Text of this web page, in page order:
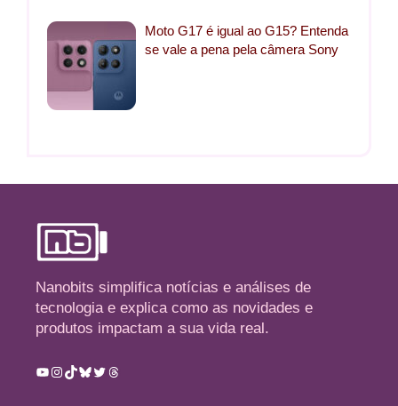
Moto G17 é igual ao G15? Entenda
se vale a pena pela câmera Sony
Nanobits simplifica notícias e análises de
tecnologia e explica como as novidades e
produtos impactam a sua vida real.
Youtube
Instagram
TikTok
Bluesky
TwitterThreads